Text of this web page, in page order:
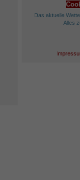
Das aktuelle
Alles